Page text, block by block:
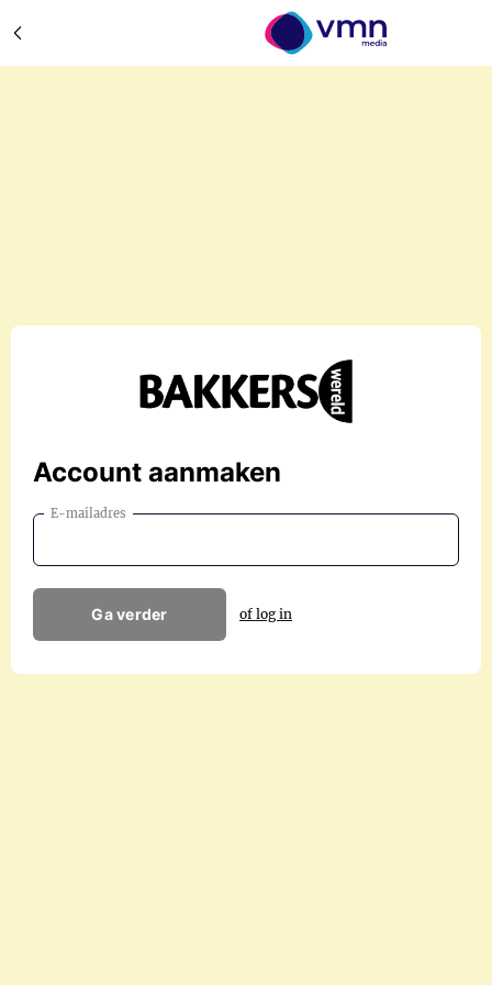
Account aanmaken
E-mailadres
Ga verder of log in